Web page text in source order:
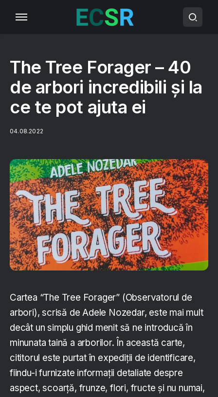
The Tree Forager – 40
de arbori incredibili și la
ce te pot ajuta ei
04.08.2022
Cartea “The Tree Forager” (Observatorul de
arbori), scrisă de Adele Nozedar, este mai mult
decât un simplu ghid menit să ne introducă în
minunata taină a arborilor. În această carte,
cititorul este purtat în expediții de identificare,
fiindu-i furnizate informații detaliate despre
aspect, scoarță, frunze, flori, fructe și nu numai,